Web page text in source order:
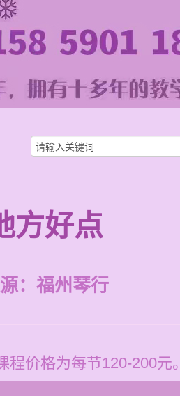
方好点
： 福州琴行
价格为每节120-200元。